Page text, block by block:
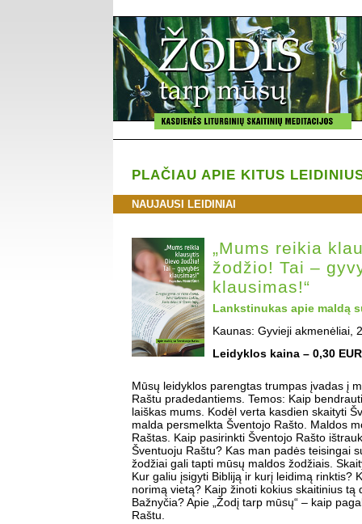
PLAČIAU APIE KITUS
NAUJAUSI LEIDINIAI
„Mums reikia
žodžio! Tai –
klausimas!“
Lankstinukas apie maldą
Kaunas: Gyvieji akmenėliai,
Leidyklos kaina – 0,30 EUR
Mūsų leidyklos parengtas trumpas įvadas į
Raštu pradedantiems. Temos: Kaip
laiškas mums. Kodėl verta kasdien skaityti
malda persmelkta Šventojo Rašto. Maldos
Raštas. Kaip pasirinkti Šventojo Rašto
Šventuoju Raštu? Kas man padės teisingai
žodžiai gali tapti mūsų maldos žodžiais.
Kur galiu įsigyti Bibliją ir kurį leidimą rinktis?
norimą vietą? Kaip žinoti kokius skaitinius tą
Bažnyčia? Apie „Žodį tarp mūsų“ – kaip
Raštu.